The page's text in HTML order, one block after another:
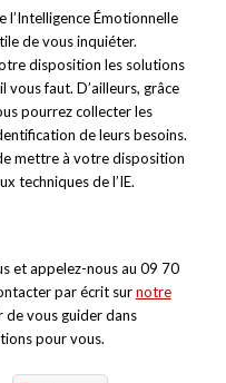
l’Intelligence Émotionnelle
de vous inquiéter.
disposition les solutions
vous faut. D’ailleurs, grâce
pourrez collecter les
de leurs besoins.
mettre à votre disposition
techniques de l’IE.
et appelez-nous au 09 70
par écrit surnotre
de vous guider dans
pour vous.